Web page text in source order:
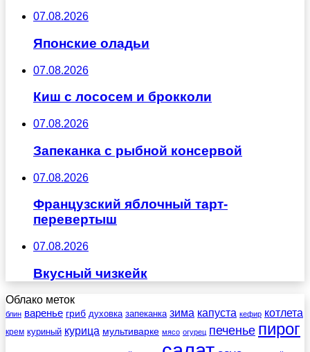
07.08.2026
Японские оладьи
07.08.2026
Киш с лососем и брокколи
07.08.2026
Запеканка с рыбной консервой
07.08.2026
Французский яблочный тарт-
перевертыш
07.08.2026
Вкусный чизкейк
Облако меток
блин варенье гриб духовка запеканка зима капуста кефир котлета
крем куриный курица мультиварке мясо огурец печенье пирог